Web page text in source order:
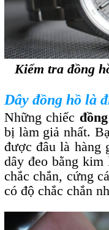
Kiểm tra đồng
Dây đồng hồ là
Những chiếc
bị làm giả nhất.
được đâu là hàng
dây đeo bằng
chắc chắn, cứng
có độ chắc chắn